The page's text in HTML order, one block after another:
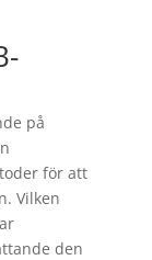
på
för att
Vilken
den